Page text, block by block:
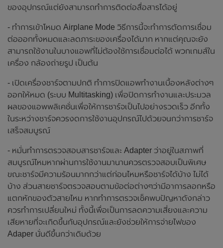
ของอุปกรณ์แต่ยังสามารถทำการติดต่อสื่อสารได้อยู่
- ทำการเข้าโหมด Airplane Mode วิธีการนี้จะทำการตัดการเชื่อม
ต่อออกทั้งหมดและลดภาระของเครื่องได้มาก หากแต่คุณจะยัง
สามารถใช้งานในบางแอพที่ไม่ต้องใช้การเชื่อมต่อได้ พวกเกมส์ใน
เครื่อง กล้องถ่ายรูป เป็นต้น
- เปิดเครื่องชาร์จตามปกติ ทำการปิดแอพทำงานเบื้องหลังต่างๆ
ออกให้หมด (ระบบ Multitasking) เพื่อปิดการทำงานและประมวล
ผลของแอพพลิเคชั่นเพื่อให้การชาร์จเป็นไปอย่างรวดเร็ว อีกทั้ง
ในระหว่างชาร์จควรงดการใช้งานอุปกรณ์ไปด้วยจนกว่าการชาร์จ
เสร็จสมบูรณ์
- หมั่นทำการตรวจสอบสารชาร์จและ Adapter ว่าอยู่ในสภาพที่
สมบูรณ์ไหมหากผ่านการใช้งานมานานควรตรวจสอบเป็นพิเศษ
ขณะชาร์จมีความร้อนมากกว่าแต่ก่อนไหมหรือชาร์จได้บ้าง ไม่ได้
บ้าง ส่วนสายชาร์จตรวจสอบตามข้อต่อต่างๆว่ามีอาการลอกหรือ
แตกหักของตัวสายไหม หากทำการตรวจเช็คพบปัญหาดังกล่าว
ควรทำการเปลี่ยนใหม่ ทั้งนี้เพื่อเป็นการลดความเสี่ยงและความ
เสียหายที่จะเกิดขึ้นกับอุปกรณ์และยังช่วยให้การจ่ายไฟของ
Adaper นั่นดีขึ้นกว่าเดิมด้วย